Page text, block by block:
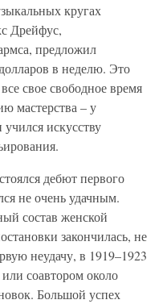
кругах
Дрейфус,
предложил
в неделю. Это
свое свободное время
мастерства – у
искусству
дебют первого
не очень удачным.
состав женской
закончилась, не
неудачу, в 1919–1923
соавтором около
Большой успех